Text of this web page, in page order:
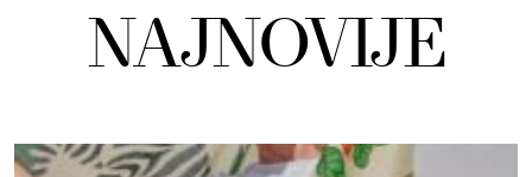
NAJNOVIJE